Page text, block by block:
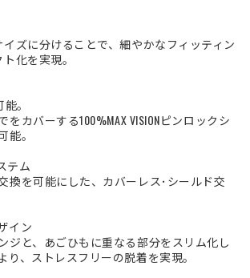
ズに分けることで、細やかなフィッティン
化を実現。
。
カバーする100%MAX VISIONピンロックシ
能。
テム
換を可能にした、カバーレス･シールド交
イン
ジと、あごひもに重なる部分をスリム化し
り、ストレスフリーの脱着を実現。